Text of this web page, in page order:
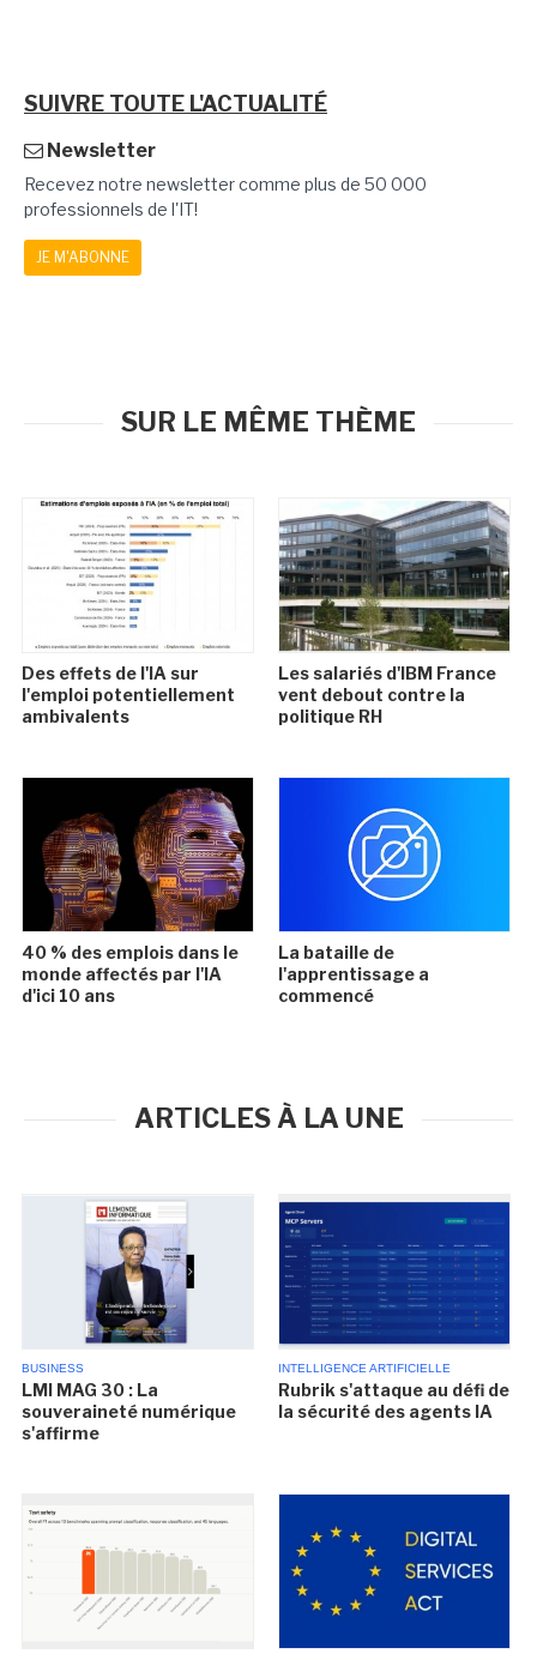
SUIVRE TOUTE L'ACTUALITÉ
Newsletter
Recevez notre newsletter comme plus de 50 000
professionnels de l'IT!
JE M'ABONNE
SUR LE MÊME THÈME
Des effets de l'IA sur
l'emploi potentiellement
ambivalents
Les salariés d'IBM France
vent debout contre la
politique RH
40 % des emplois dans le
monde affectés par l'IA
d'ici 10 ans
La bataille de
l'apprentissage a
commencé
ARTICLES À LA UNE
BUSINESS
LMI MAG 30 : La
souveraineté numérique
s'affirme
INTELLIGENCE ARTIFICIELLE
Rubrik s'attaque au défi de
la sécurité des agents IA